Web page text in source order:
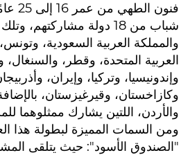
فنون
شباب من 18 دولة
والمملكة العربية السعودية،
العربية المتحدة، وقطر، والسنغال،
وإندونيسيا، وتركيا، وإيران،
وكازاخستان، وقيرغيزستان،
والأردن، اللتين يشارك ممثلوهما
ومن السمات المميزة لبطولة هذا
"الصندوق الأسود": حيث يتلقى